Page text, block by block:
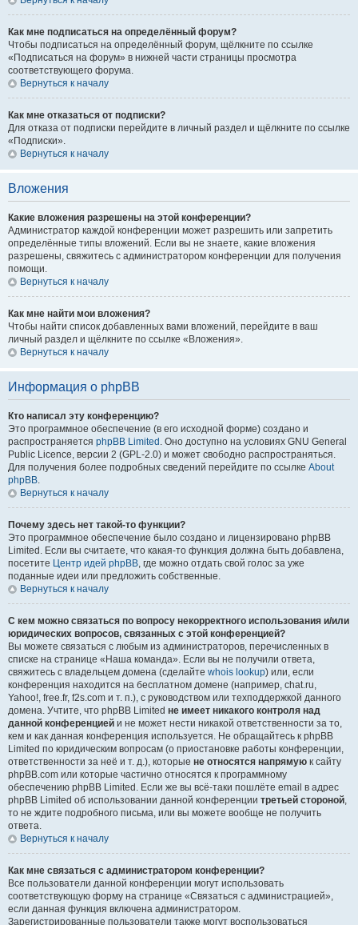
Как мне подписаться на определённый форум?
Чтобы подписаться на определённый форум, щёлкните по ссылке
«Подписаться на форум» в нижней части страницы просмотра
соответствующего форума.
Вернуться к началу
Как мне отказаться от подписки?
Для отказа от подписки перейдите в личный раздел и щёлкните по ссылке
«Подписки».
Вернуться к началу
Вложения
Какие вложения разрешены на этой конференции?
Администратор каждой конференции может разрешить или запретить
определённые типы вложений. Если вы не знаете, какие вложения
разрешены, свяжитесь с администратором конференции для получения
помощи.
Вернуться к началу
Как мне найти мои вложения?
Чтобы найти список добавленных вами вложений, перейдите в ваш
личный раздел и щёлкните по ссылке «Вложения».
Вернуться к началу
Информация о phpBB
Кто написал эту конференцию?
Это программное обеспечение (в его исходной форме) создано и
распространяется phpBB Limited . Оно доступно на условиях GNU General
Public Licence, версии 2 (GPL-2.0) и может свободно распространяться.
Для получения более подробных сведений перейдите по ссылке About
phpBB.
Вернуться к началу
Почему здесь нет такой-то функции?
Это программное обеспечение было создано и лицензировано phpBB
Limited. Если вы считаете, что какая-то функция должна быть добавлена,
посетите Центр идей phpBB, где можно отдать свой голос за уже
поданные идеи или предложить собственные.
Вернуться к началу
С кем можно связаться по вопросу некорректного использования и/или
юридических вопросов, связанных с этой конференцией?
Вы можете связаться с любым из администраторов, перечисленных в
списке на странице «Наша команда». Если вы не получили ответа,
свяжитесь с владельцем домена (сделайте whois lookup) или, если
конференция находится на бесплатном домене (например, chat.ru,
Yahoo!, free.fr, f2s.com и т. п.), с руководством или техподдержкой данного
домена. Учтите, что phpBB Limited не имеет никакого контроля над
данной конференцией и не может нести никакой ответственности за то,
кем и как данная конференция используется. Не обращайтесь к phpBB
Limited по юридическим вопросам (о приостановке работы конференции,
ответственности за неё и т. д.), которые не относятся напрямую к сайту
phpBB.com или которые частично относятся к программному
обеспечению phpBB Limited. Если же вы всё-таки пошлёте email в адрес
phpBB Limited об использовании данной конференции третьей стороной,
то не ждите подробного письма, или вы можете вообще не получить
ответа.
Вернуться к началу
Как мне связаться с администратором конференции?
Все пользователи данной конференции могут использовать
соответствующую форму на странице «Связаться с администрацией»,
если данная функция включена администратором.
Зарегистрированные пользователи также могут воспользоваться